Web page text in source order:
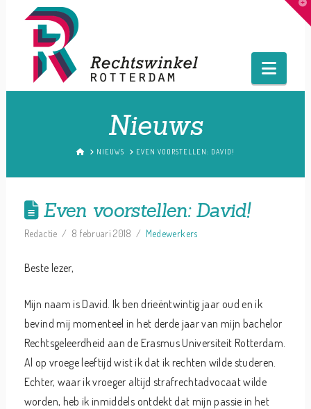
Nieuws
HOMENIEUWS EVEN VOORSTELLEN: DAVID!
Even voorstellen: David!
Redactie 8 februari 2018 Medewerkers
Beste lezer,
Mijn naam is David. Ik ben drieëntwintig jaar oud en ik
bevind mij momenteel in het derde jaar van mijn bachelor
Rechtsgeleerdheid aan de Erasmus Universiteit Rotterdam.
Al op vroege leeftijd wist ik dat ik rechten wilde studeren.
Echter, waar ik vroeger altijd strafrechtadvocaat wilde
worden, heb ik inmiddels ontdekt dat mijn passie in het